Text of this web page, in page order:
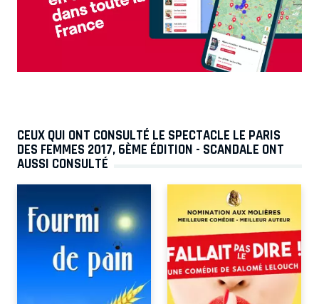
CEUX QUI ONT CONSULTÉ LE SPECTACLE LE PARIS
DES FEMMES 2017, 6ÈME ÉDITION - SCANDALE ONT
AUSSI CONSULTÉ